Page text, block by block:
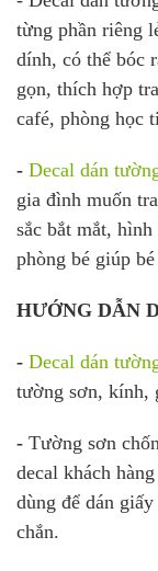
từng phần riêng
dính, có thể bóc
gọn, thích hợp
café, phòng học
- Decal dán
gia đình muốn
sắc bắt mắt,
phòng bé giúp
HƯỚNG DẪN
- Decal dán
tường sơn, kính,
- Tường sơn
decal khách
dùng để dán
chắn.